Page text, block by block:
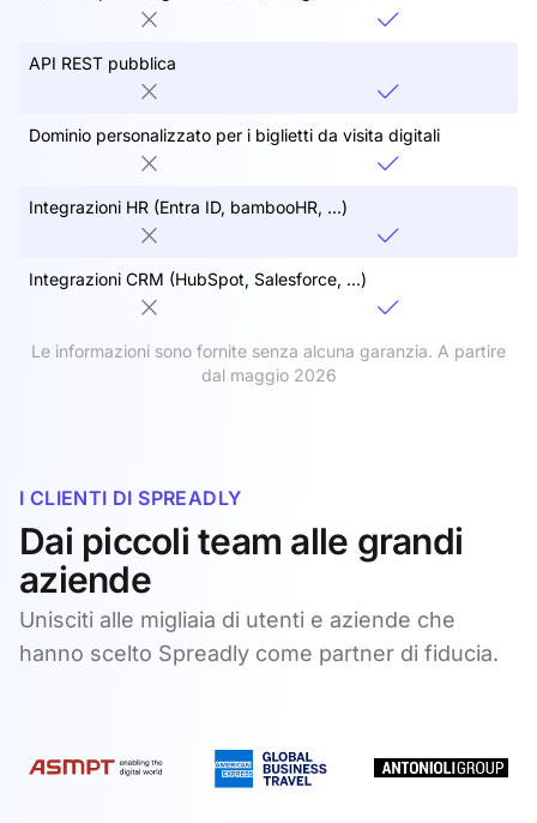
API REST pubblica
Dominio personalizzato per i biglietti da visita digitali
Integrazioni HR (Entra ID, bambooHR, ...)
Integrazioni CRM (HubSpot, Salesforce, ...)
Le informazioni sono fornite senza alcuna garanzia. A partire
dal maggio 2026
I CLIENTI DI SPREADLY
Dai piccoli team alle grandi
aziende
Unisciti alle migliaia di utenti e aziende che
hanno scelto Spreadly come partner di fiducia.